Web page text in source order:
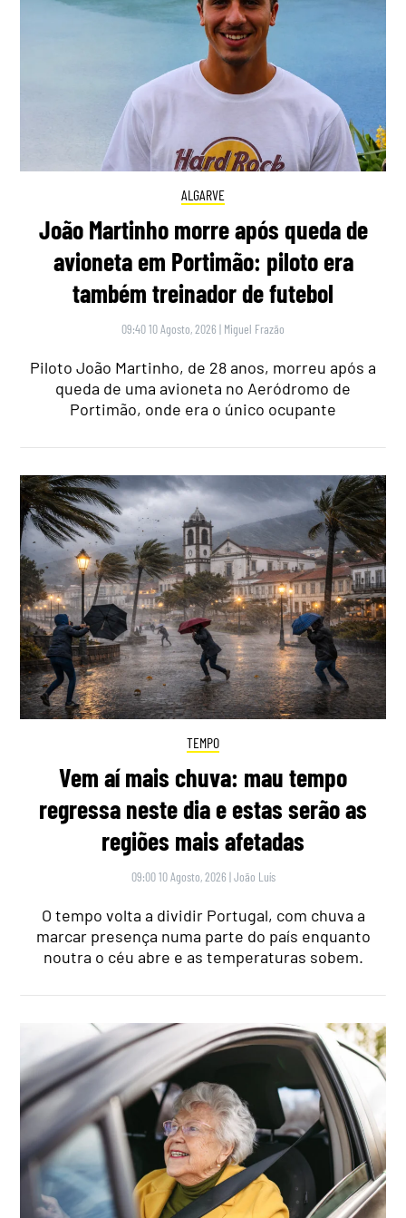
ALGARVE
João Martinho morre após queda de
avioneta em Portimão: piloto era
também treinador de futebol
09:40 10 Agosto, 2026 | Miguel Frazão
Piloto João Martinho, de 28 anos, morreu após a
queda de uma avioneta no Aeródromo de
Portimão, onde era o único ocupante
TEMPO
Vem aí mais chuva: mau tempo
regressa neste dia e estas serão as
regiões mais afetadas
09:00 10 Agosto, 2026 |João Luís
O tempo volta a dividir Portugal, com chuva a
marcar presença numa parte do país enquanto
noutra o céu abre e as temperaturas sobem.